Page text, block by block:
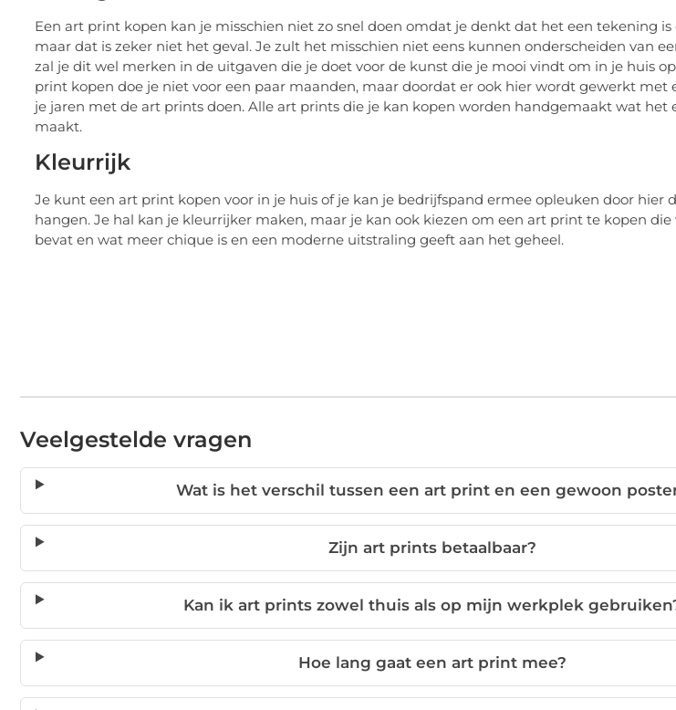
Een art print kopen kan je misschien niet zo snel doen omdat je denkt dat het een tekening is
maar dat is zeker niet het geval. Je zult het misschien niet eens kunnen onderscheiden van
zal je dit wel merken in de uitgaven die je doet voor de kunst die je mooi vindt om in je huis
print kopen doe je niet voor een paar maanden, maar doordat er ook hier wordt gewerkt met
je jaren met de art prints doen. Alle art prints die je kan kopen worden handgemaakt wat het
maakt.
Kleurrijk
Je kunt een art print kopen voor in je huis of je kan je bedrijfspand ermee opleuken door hier
hangen. Je hal kan je kleurrijker maken, maar je kan ook kiezen om een art print te kopen
bevat en wat meer chique is en een moderne uitstraling geeft aan het geheel.
Veelgestelde vragen
Wat is het verschil tussen een art print en een gewoon
Zijn art prints betaalbaar?
Kan ik art prints zowel thuis als op mijn werkplek
Hoe lang gaat een art print mee?